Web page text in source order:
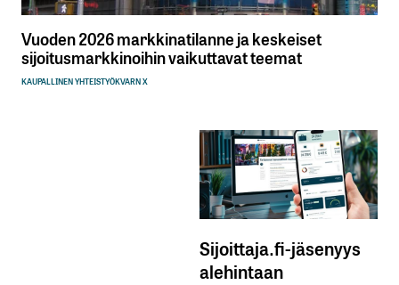
Vuoden 2026 markkinatilanne ja keskeiset
sijoitusmarkkinoihin vaikuttavat teemat
KAUPALLINEN YHTEISTYÖKVARN X
Sijoittaja.fi-jäsenyys
alehintaan